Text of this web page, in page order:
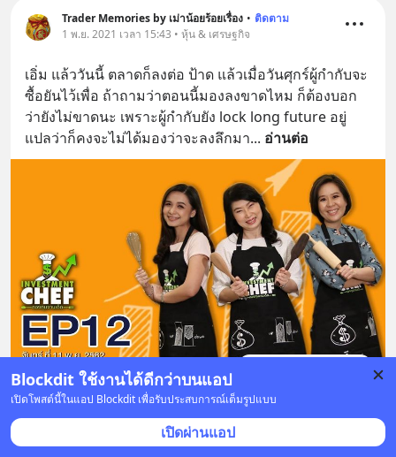
Blockdit ใช้งานได้ดีกว่าบนแอป
เปิดโพสต์นี้ในแอป Blockdit เพื่อรับประสบการณ์เต็มรูปแบบ
เปิดผ่านแอป
Trader Memories by เม่าน้อยร้อยเรื่อง • ติดตาม
1 พ.ย. 2021 เวลา 15:43 • หุ้น & เศรษฐกิจ
เอิ่ม แล้ววันนี้ ตลาดก็ลงต่อ ป้าด แล้วเมื่อวันศุกร์ผู้กำกับจะ
ซื้อยันไว้เพื่อ ถ้าถามว่าตอนนี้มองลงขาดไหม ก็ต้องบอก
ว่ายังไม่ขาดนะ เพราะผู้กำกับยัง lock long future อยู่
แปลว่าก็คงจะไม่ได้มองว่าจะลงลึกมา... อ่านต่อ
YOUTUBE.COM
กองทุนรวม : Investment Chef EP. 12 - บลจ. บัวหลวง